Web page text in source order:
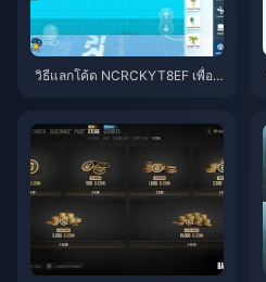
วิธีแลกโค้ด NCRCKYT8EF เพื่อรั